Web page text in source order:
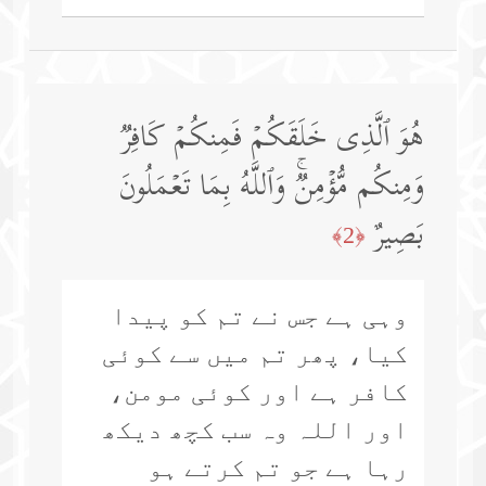
هُوَ ٱلَّذِی خَلَقَكُمۡ فَمِنكُمۡ كَافِرࣱ
وَمِنكُم مُّؤۡمِنࣱۚ وَٱللَّهُ بِمَا تَعۡمَلُونَ
بَصِیرٌ ﴿2﴾
وہی ہے جس نے تم کو پیدا
کیا، پھر تم میں سے کوئی
کافر ہے اور کوئی مومن،
اور اللہ وہ سب کچھ دیکھ
رہا ہے جو تم کرتے ہو